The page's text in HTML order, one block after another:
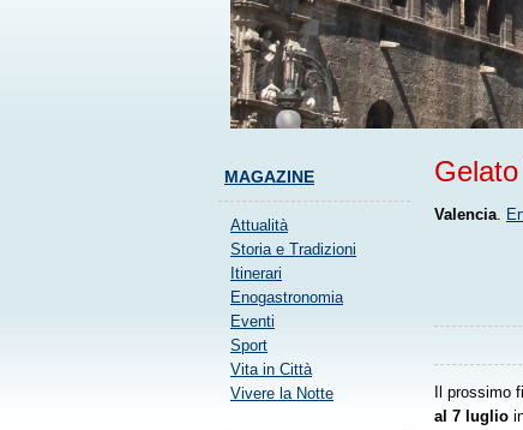
Valencia.
Il prossimo
al 7 luglio
MAGAZINE
Attualità
Storia e Tradizioni
Itinerari
Enogastronomia
Eventi
Sport
Vita in Città
Vivere la Notte